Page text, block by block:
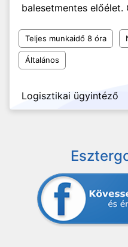
balesetmentes előélet.
Teljes munkaidő 8 óra
Általános
Logisztikai ügyintéző